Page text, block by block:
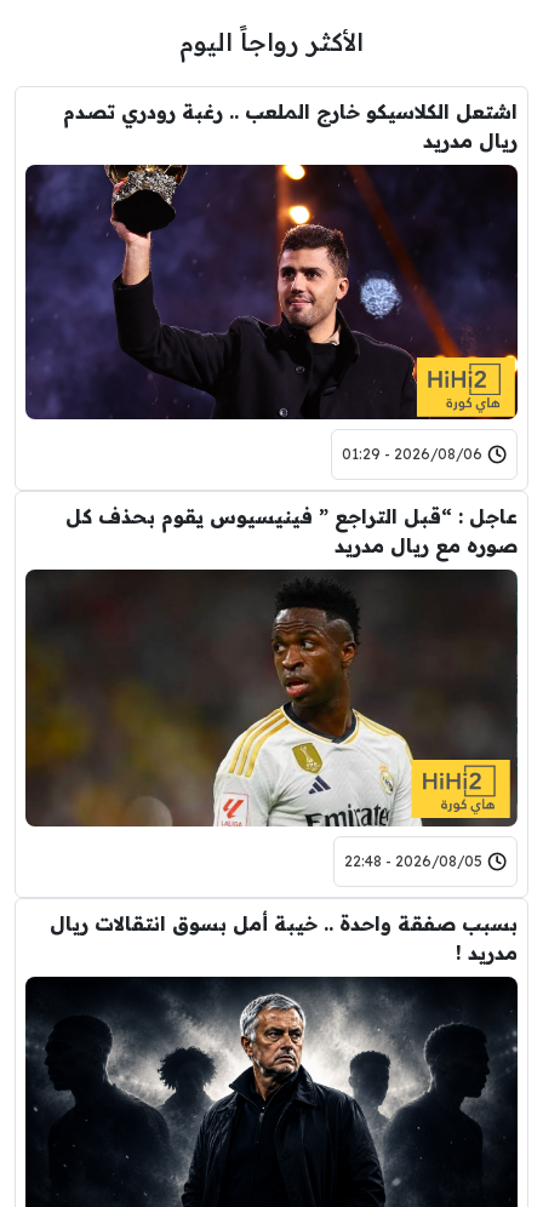
الأكثر رواجاً اليوم
اشتعل الكلاسيكو خارج الملعب .. رغبة رودري تصدم
ريال مدريد
2026/08/06 - 01:29
عاجل : “قبل التراجع ” فينيسيوس يقوم بحذف كل
صوره مع ريال مدريد
2026/08/05 - 22:48
بسبب صفقة واحدة .. خيبة أمل بسوق انتقالات ريال
مدريد !